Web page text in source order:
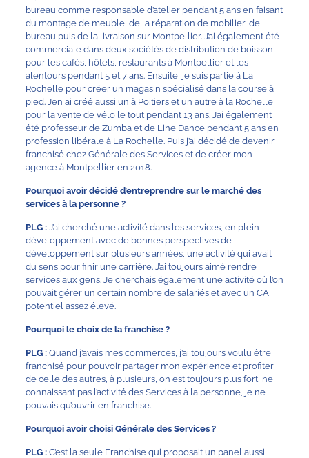
bureau comme responsable d’atelier pendant 5 ans en faisant
du montage de meuble, de la réparation de mobilier, de
bureau puis de la livraison sur Montpellier. J’ai également été
commerciale dans deux sociétés de distribution de boisson
pour les cafés, hôtels, restaurants à Montpellier et les
alentours pendant 5 et 7 ans. Ensuite, je suis partie à La
Rochelle pour créer un magasin spécialisé dans la course à
pied. J’en ai créé aussi un à Poitiers et un autre à la Rochelle
pour la vente de vélo le tout pendant 13 ans. J’ai également
été professeur de Zumba et de Line Dance pendant 5 ans en
profession libérale à La Rochelle. Puis j’ai décidé de devenir
franchisé chez Générale des Services et de créer mon
agence à Montpellier en 2018.
Pourquoi avoir décidé d’entreprendre sur le marché des
services à la personne ?
PLG : J’ai cherché une activité dans les services, en plein
développement avec de bonnes perspectives de
développement sur plusieurs années, une activité qui avait
du sens pour finir une carrière. J’ai toujours aimé rendre
services aux gens. Je cherchais également une activité où l’on
pouvait gérer un certain nombre de salariés et avec un CA
potentiel assez élevé.
Pourquoi le choix de la franchise ?
PLG : Quand j’avais mes commerces, j’ai toujours voulu être
franchisé pour pouvoir partager mon expérience et profiter
de celle des autres, à plusieurs, on est toujours plus fort, ne
connaissant pas l’activité des Services à la personne, je ne
pouvais qu’ouvrir en franchise.
Pourquoi avoir choisi Générale des Services ?
PLG :C’est la seule Franchise qui proposait un panel aussi